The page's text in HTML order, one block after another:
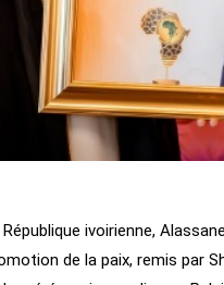
ivoirienne,
de la paix, remis par